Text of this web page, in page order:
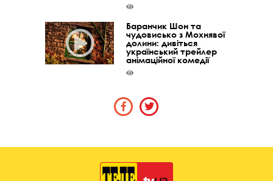
Баранчик Шон та
чудовисько з Мохнявої
долини: дивіться
український трейлер
анімаційної комедії